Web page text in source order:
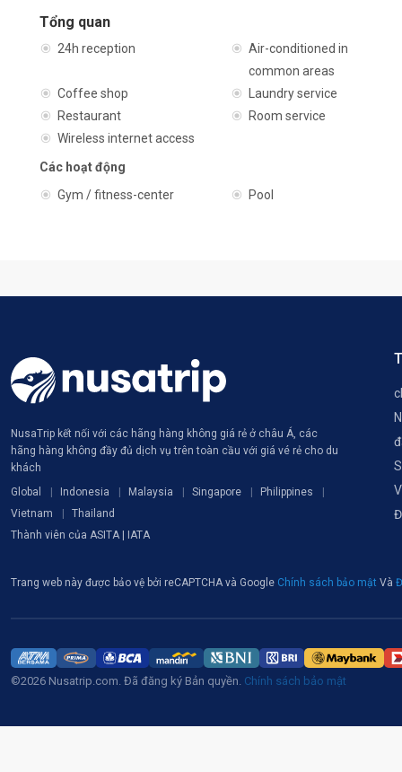
Tổng quan
24h reception
Air-conditioned in
common areas
Coffee shop
Laundry service
Restaurant
Room service
Wireless internet access
Các hoạt động
Gym / fitness-center
Pool
NusaTrip kết nối với các hãng hàng không giá rẻ ở châu Á, các
hãng hàng không đầy đủ dịch vụ trên toàn cầu với giá vé rẻ cho du
khách
Global
Indonesia Malaysia Singapore
Philippines
Vietnam
Thailand
Thành viên của ASITA | IATA
Trang web này được bảo vệ bởi reCAPTCHA và Google Chính sách bảo mật Và
©2026 Nusatrip.com. Đã đăng ký Bản quyền. Chính sách bảo mật